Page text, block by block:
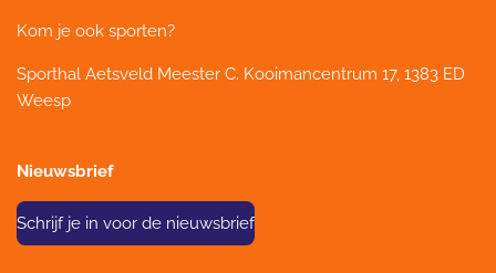
Kom je ook sporten?
Sporthal Aetsveld Meester C. Kooimancentrum 17, 1383 ED
Weesp
Nieuwsbrief
Schrijf je in voor de nieuwsbrief